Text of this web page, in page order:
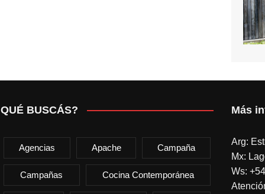
QUÉ BUSCÁS?
Agencias Apache Campaña
Campañas Cocina Contemporánea
Más
Arg:
Mx:
Ws: